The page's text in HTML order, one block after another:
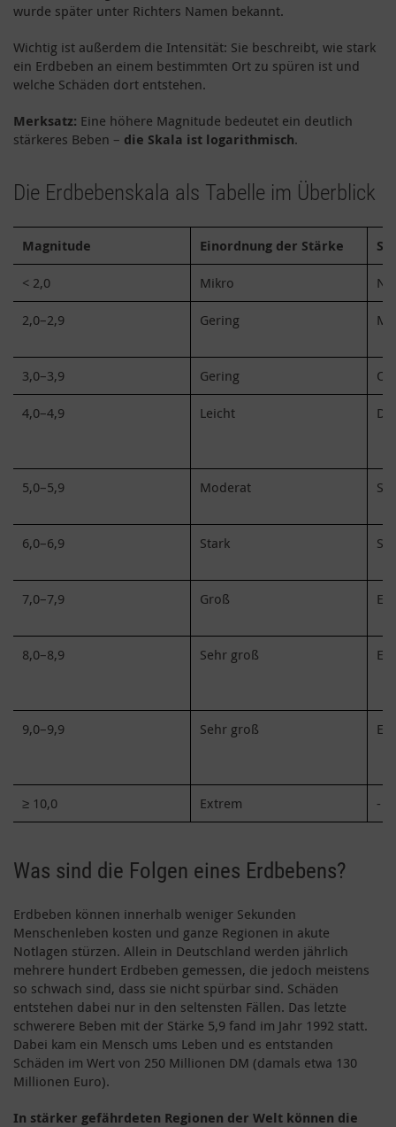
wurde später unter Richters Namen bekannt.
Wichtig ist außerdem die Intensität: Sie beschreibt, wie stark
ein Erdbeben an einem bestimmten Ort zu spüren ist und
welche Schäden dort entstehen.
Merksatz: Eine höhere Magnitude bedeutet ein deutlich
stärkeres Beben – die Skala ist logarithmisch.
Die Erdbebenskala als Tabelle im Überblick
Magnitude Einordnung der Stärke
< 2,0 Mikro
2,0–2,9 Gering
3,0–3,9 Gering
4,0–4,9 Leicht
5,0–5,9 Moderat
6,0–6,9 Stark
7,0–7,9 Groß
8,0–8,9 Sehr groß
9,0–9,9 Sehr groß
≥ 10,0 Extrem -
Was sind die Folgen eines Erdbebens?
Erdbeben können innerhalb weniger Sekunden
Menschenleben kosten und ganze Regionen in akute
Notlagen stürzen. Allein in Deutschland werden jährlich
mehrere hundert Erdbeben gemessen, die jedoch meistens
so schwach sind, dass sie nicht spürbar sind. Schäden
entstehen dabei nur in den seltensten Fällen. Das letzte
schwerere Beben mit der Stärke 5,9 fand im Jahr 1992 statt.
Dabei kam ein Mensch ums Leben und es entstanden
Schäden im Wert von 250 Millionen DM (damals etwa 130
Millionen Euro).
In stärker gefährdeten Regionen der Welt können die